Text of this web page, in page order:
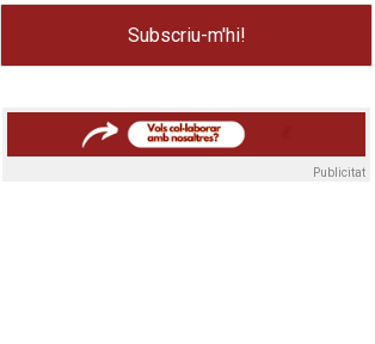
Publicitat